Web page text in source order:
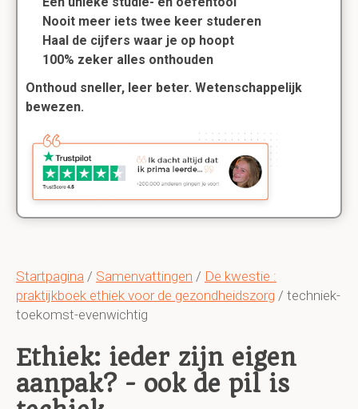
Startpagina / Samenvattingen / De kwestie :
praktijkboek ethiek voor de gezondheidszorg / techniek-
toekomst-evenwichtig
Ethiek: ieder zijn eigen
aanpak? - ook de pil is
Nooit meer iets twee keer studeren
Haal de cijfers waar je op hoopt
100% zeker alles onthouden
Onthoud sneller, leer beter. Wetenschappelijk
bewezen.